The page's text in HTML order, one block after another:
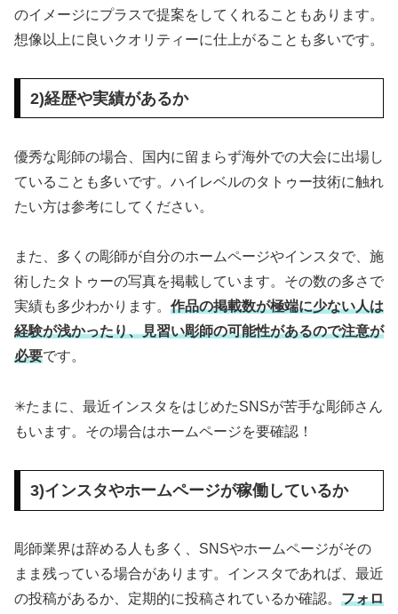
のイメージにプラスで提案をしてくれることもあります。
想像以上に良いクオリティーに仕上がることも多いです。
2)経歴や実績があるか
優秀な彫師の場合、国内に留まらず海外での大会に出場し
ていることも多いです。ハイレベルのタトゥー技術に触れ
たい方は参考にしてください。
また、多くの彫師が自分のホームページやインスタで、施
術したタトゥーの写真を掲載しています。その数の多さで
実績も多少わかります。 作品の掲載数が極端に少ない人は
経験が浅かったり、見習い彫師の可能性があるので注意が
必要です。
✳︎たまに、最近インスタをはじめたSNSが苦手な彫師さん
もいます。その場合はホームページを要確認！
3)インスタやホームページが稼働しているか
彫師業界は辞める人も多く、SNSやホームページがその
まま残っている場合があります。インスタであれば、最近
の投稿があるか、定期的に投稿されているか確認。 フォロ